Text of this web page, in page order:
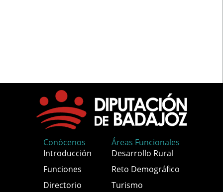
Conócenos
Introducción
Funciones
Directorio
Áreas Funcionales
Desarrollo Rural
Reto Demográfico
Turismo